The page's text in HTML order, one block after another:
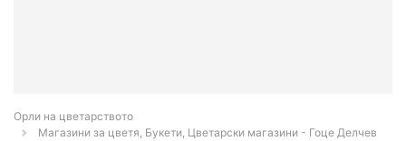
Орли на цветарството
Магазини за цветя, Букети, Цветарски магазини - Гоце Делчев